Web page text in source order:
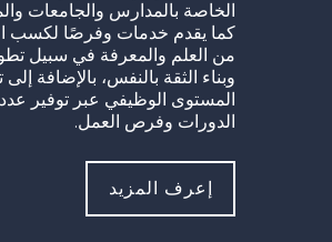
الخاصة بالمدارس والجامعات
كما يقدم خدمات وفرصًا لكسب
من العلم والمعرفة في سبيل
وبناء الثقة بالنفس، بالإضافة
المستوى الوظيفي عبر توفير
الدورات وفرص العمل.
إعرف المزيد